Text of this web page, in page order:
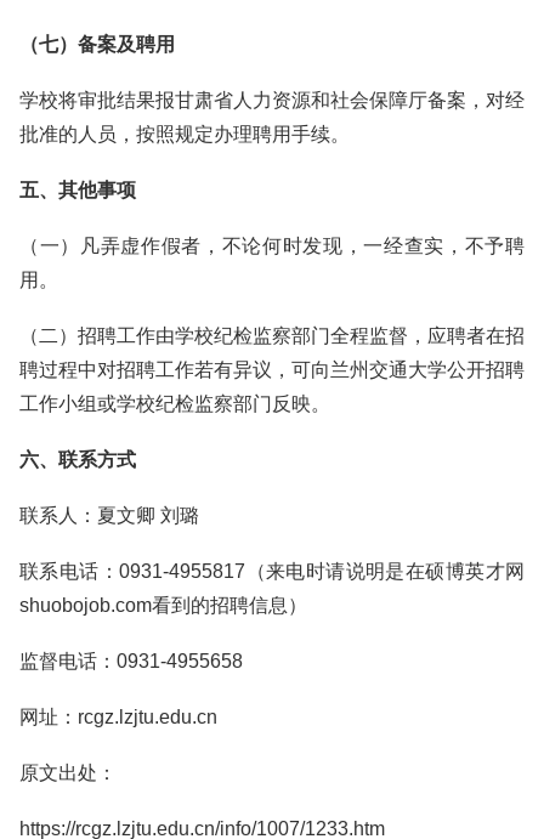
（七）备案及聘用
学校将审批结果报甘肃省人力资源和社会保障厅备案，对经
批准的人员，按照规定办理聘用手续。
五、其他事项
（一）凡弄虚作假者，不论何时发现，一经查实，不予聘
用。
（二）招聘工作由学校纪检监察部门全程监督，应聘者在招
聘过程中对招聘工作若有异议，可向兰州交通大学公开招聘
工作小组或学校纪检监察部门反映。
六、联系方式
联系人：夏文卿 刘璐
联系电话：0931-4955817（来电时请说明是在硕博英才网
shuobojob.com看到的招聘信息）
监督电话：0931-4955658
网址：rcgz.lzjtu.edu.cn
原文出处：
https://rcgz.lzjtu.edu.cn/info/1007/1233.htm